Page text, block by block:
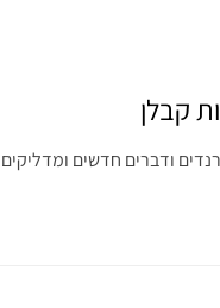
קבלן
ודברים חדשים